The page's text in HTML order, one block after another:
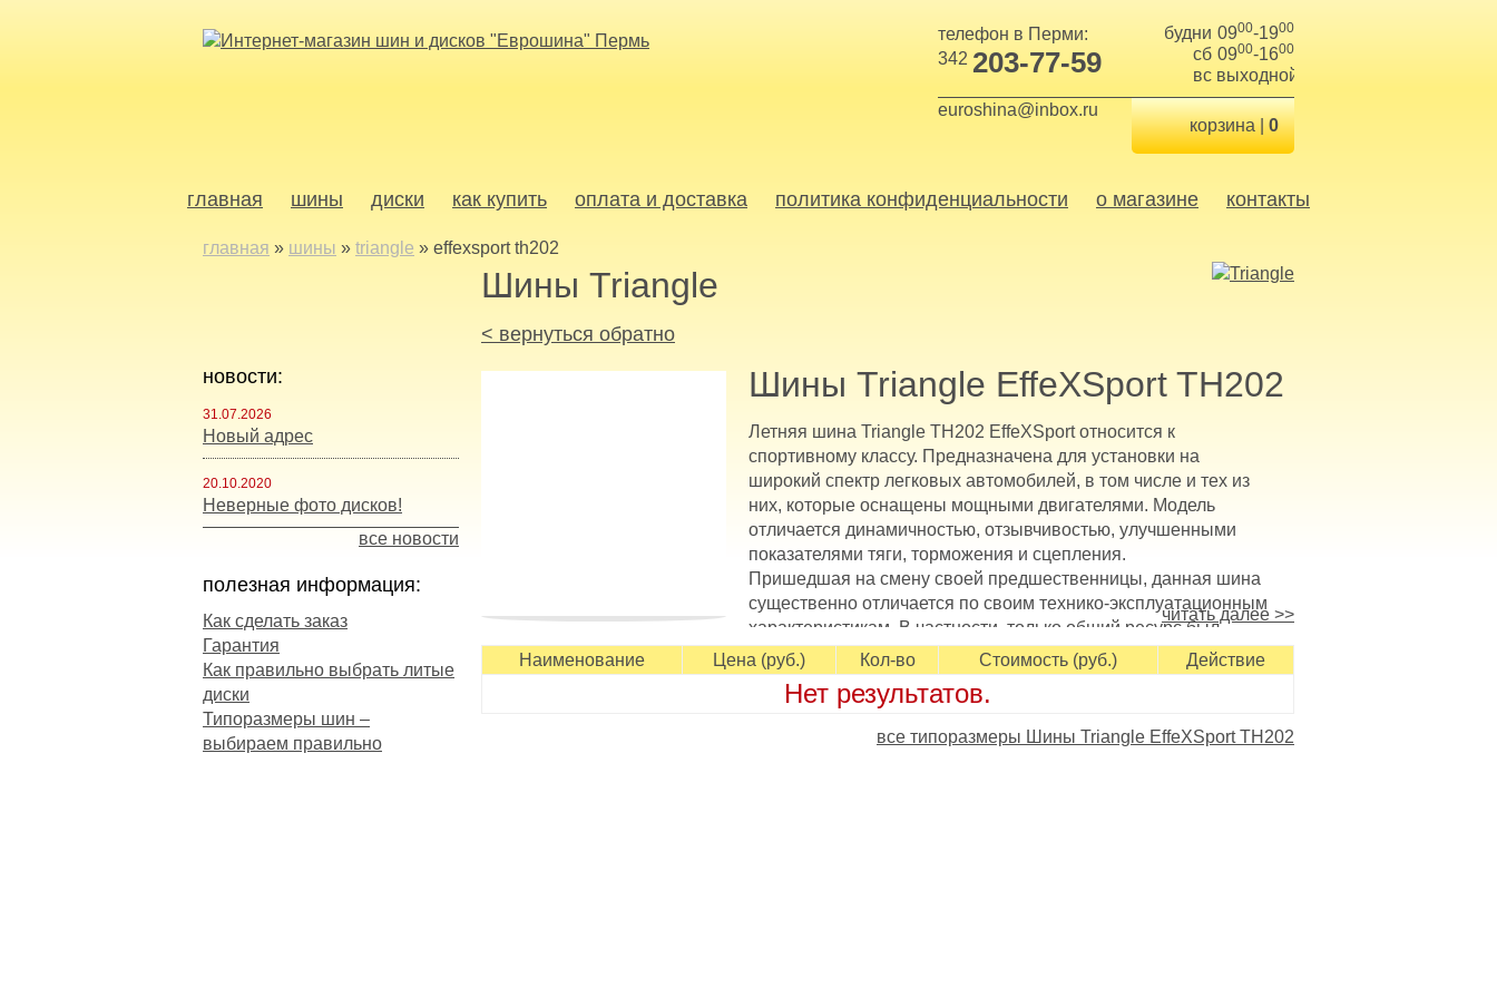
будни 0900-1900
сб 0900-1600
вс выходной
телефон в Перми:
342 203-77-59
корзина |0
euroshina@inbox.ru
главная шины диски как купить оплата и доставка политика конфиденциальности о магазине контакты
главная » шины » triangle » effexsport th202
новости:
31.07.2026
Новый адрес
20.10.2020
Неверные фото дисков!
все новости
полезная информация:
Как сделать заказ
Гарантия
Как правильно выбрать литые
диски
Типоразмеры шин –
выбираем правильно
Шины Triangle
< вернуться обратно
Шины Triangle EffeXSport TH202
Летняя шина Triangle TH202 EffeXSport относится к
спортивному классу. Предназначена для установки на
широкий спектр легковых автомобилей, в том числе и тех из
них, которые оснащены мощными двигателями. Модель
отличается динамичностью, отзывчивостью, улучшенными
показателями тяги, торможения и сцепления.
Пришедшая на смену своей предшественницы, данная шина
существенно отличается по своим технико-эксплуатационным
характеристикам. В частности, только общий ресурс был
повышен более, чем на 20%. В модели сочетается топливная экономичность и эффективность
сцепных свойств. Этого удалось добиться за счет гладкой поверхности блочных структур,
которая минимизирует сопротивление воздушным потокам. А наличие насечек и канавок
способствует поддержанию тяговых и тормозных свойств на сухом и мокром асфальте.
Наличие цельных ребер в центре положительно отражается на чуткости управления, повышая
читать далее >>
Наименование Цена (руб.) Кол-во Стоимость (руб.) Действие
Нет результатов.
все типоразмеры Шины Triangle EffeXSport TH202